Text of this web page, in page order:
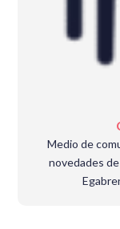
Medio de
novedades